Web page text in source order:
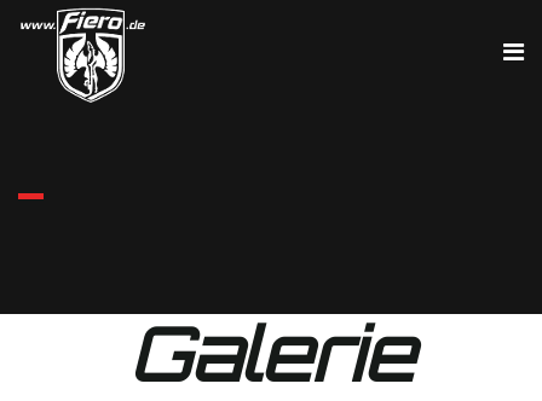
Galerie